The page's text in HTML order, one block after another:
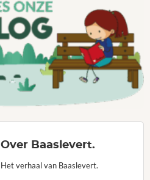
Over Baaslevert.
Het verhaal van Baaslevert.